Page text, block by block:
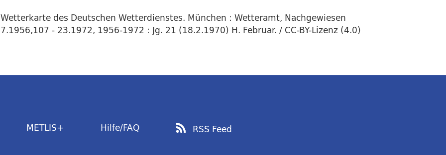
Wetterkarte des Deutschen Wetterdienstes. München : Wetteramt, Nachgewiesen
7.1956,107 - 23.1972, 1956-1972 : Jg. 21 (18.2.1970) H. Februar. / CC-BY-Lizenz (4.0)
METLIS+ Hilfe/FAQ RSS Feed